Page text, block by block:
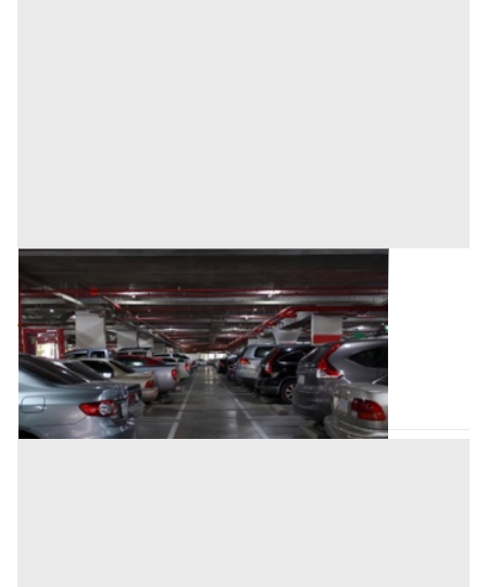
Tortolì (Nuoro)
Offerta minima
4.800 €
Codice asta:ddc77e82
Asta chiusa